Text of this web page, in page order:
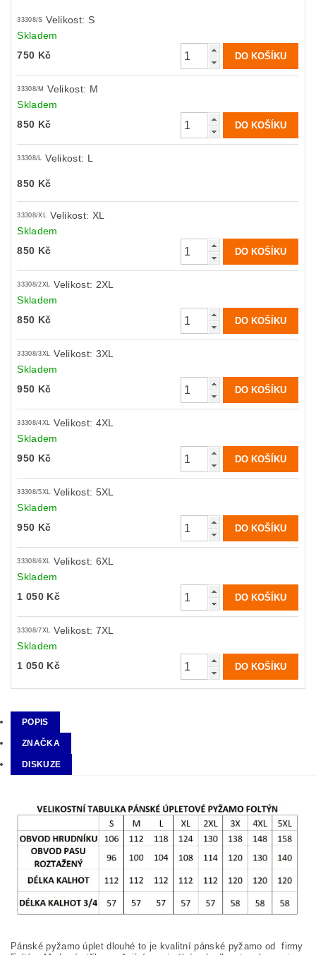
33308/S Velikost: S
Skladem
750 Kč
33308/M
Velikost: M
Skladem
850 Kč
33308/L Velikost: L
850 Kč
33308/XL Velikost: XL
Skladem
850 Kč
33308/2XL Velikost: 2XL
Skladem
850 Kč
33308/3XL Velikost: 3XL
Skladem
950 Kč
33308/4XL Velikost: 4XL
Skladem
950 Kč
33308/5XL Velikost: 5XL
Skladem
950 Kč
33308/6XL Velikost: 6XL
Skladem
1 050 Kč
33308/7XL Velikost: 7XL
Skladem
1 050 Kč
POPIS
ZNAČKA
DISKUZE
Pánské pyžamo úplet dlouhé to je kvalitní pánské pyžamo od firmy